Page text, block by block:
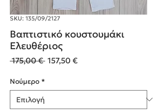
SKU: 135/09/2127
Βαπτιστικό κουστουμάκι
Ελευθέριος
175,00 € Κανονική
157,50 €Τιμή
Nούμερο *